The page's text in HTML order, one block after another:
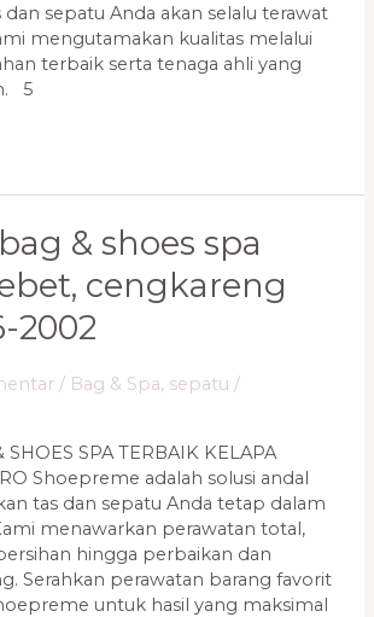
sepatu Anda akan selalu terawat
mengutamakan kualitas melalui
terbaik serta tenaga ahli yang
5
& shoes spa
cengkareng
2002
/ Bag & Spa, sepatu /
SHOES SPA TERBAIK KELAPA
Shoepreme adalah solusi andal
tas dan sepatu Anda tetap dalam
menawarkan perawatan total,
hingga perbaikan dan
Serahkan perawatan barang favorit
untuk hasil yang maksimal